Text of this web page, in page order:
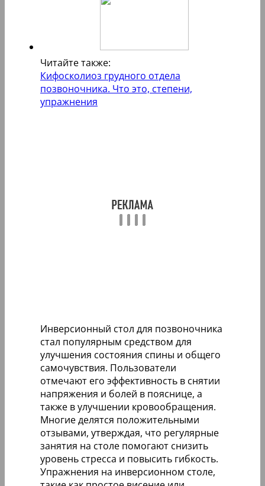
Читайте также:
Кифосколиоз грудного отдела
позвоночника. Что это, степени,
упражнения
Инверсионный стол для позвоночника
стал популярным средством для
улучшения состояния спины и общего
самочувствия. Пользователи
отмечают его эффективность в снятии
напряжения и болей в пояснице, а
также в улучшении кровообращения.
Многие делятся положительными
отзывами, утверждая, что регулярные
занятия на столе помогают снизить
уровень стресса и повысить гибкость.
Упражнения на инверсионном столе,